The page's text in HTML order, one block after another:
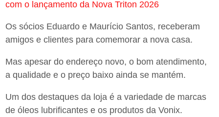
com o lançamento da Nova Triton 2026
Os sócios Eduardo e Maurício Santos, receberam
amigos e clientes para comemorar a nova casa.
Mas apesar do endereço novo, o bom atendimento,
a qualidade e o preço baixo ainda se mantém.
Um dos destaques da loja é a variedade de marcas
de óleos lubrificantes e os produtos da Vonix.